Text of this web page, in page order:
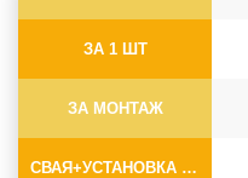
ЗА 1 ШТ
ЗА МОНТАЖ
СВАЯ+УСТАНОВКА (БЕЗ ОГОЛОВКА)